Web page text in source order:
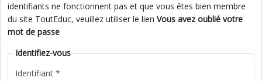
identifiants ne fonctionnent pas et que vous êtes bien membre
du site ToutEduc, veuillez utiliser le lien Vous avez oublié votre
mot de passe
Identifiez-vous
Identifiant *